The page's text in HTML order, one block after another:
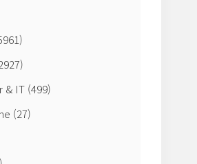
& IT (499)
(27)